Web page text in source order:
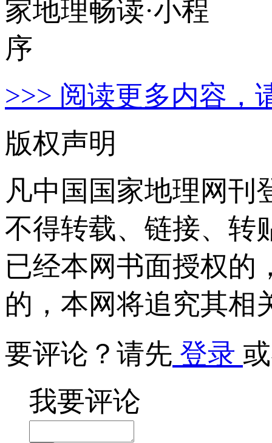
>>> 阅读更多内容，
版权声明
凡中国国家地理网刊
不得转载、链接、转
已经本网书面授权的
的，本网将追究其相
要评论？请先 登录
我要评论